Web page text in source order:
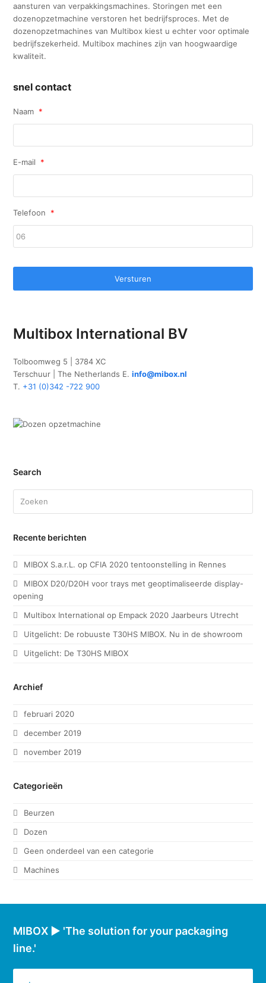
aansturen van verpakkingsmachines. Storingen met een
dozenopzetmachine verstoren het bedrijfsproces. Met de
dozenopzetmachines van Multibox kiest u echter voor optimale
bedrijfszekerheid. Multibox machines zijn van hoogwaardige
kwaliteit.
snel contact
Naam *
E-mail *
Telefoon *
Multibox International BV
Tolboomweg 5 | 3784 XC
Terschuur | The Netherlands E.info@mibox.nl
T. +31 (0)342 -722 900
Search
Recente berichten
MIBOX S.a.r.L. op CFIA 2020 tentoonstelling in Rennes
MIBOX D20/D20H voor trays met geoptimaliseerde display-
opening
Multibox International op Empack 2020 Jaarbeurs Utrecht
Uitgelicht: De robuuste T30HS MIBOX. Nu in de showroom
Uitgelicht: De T30HS MIBOX
Archief
februari 2020
december 2019
november 2019
Categorieën
Beurzen
Dozen
Geen onderdeel van een categorie
Machines
MIBOX ► 'The solution for your packaging
line.'